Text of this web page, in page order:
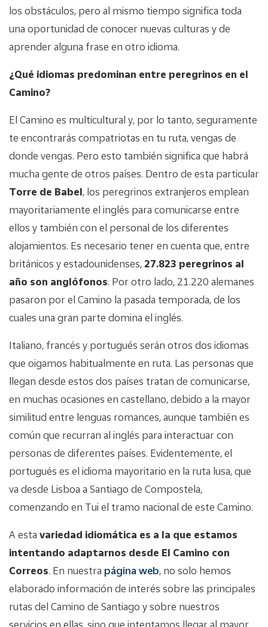
los obstáculos, pero al mismo tiempo significa toda
una oportunidad de conocer nuevas culturas y de
aprender alguna frase en otro idioma.
¿Qué idiomas predominan entre peregrinos en el
Camino?
El Camino es multicultural y, por lo tanto, seguramente
te encontrarás compatriotas en tu ruta, vengas de
donde vengas. Pero esto también significa que habrá
mucha gente de otros países. Dentro de esta particular
Torre de Babel, los peregrinos extranjeros emplean
mayoritariamente el inglés para comunicarse entre
ellos y también con el personal de los diferentes
alojamientos. Es necesario tener en cuenta que, entre
británicos y estadounidenses, 27.823 peregrinos al
año son anglófonos. Por otro lado, 21.220 alemanes
pasaron por el Camino la pasada temporada, de los
cuales una gran parte domina el inglés.
Italiano, francés y portugués serán otros dos idiomas
que oigamos habitualmente en ruta. Las personas que
llegan desde estos dos países tratan de comunicarse,
en muchas ocasiones en castellano, debido a la mayor
similitud entre lenguas romances, aunque también es
común que recurran al inglés para interactuar con
personas de diferentes países. Evidentemente, el
portugués es el idioma mayoritario en la ruta lusa, que
va desde Lisboa a Santiago de Compostela,
comenzando en Tui el tramo nacional de este Camino.
A esta variedad idiomática es a la que estamos
intentando adaptarnos desde El Camino con
Correos. En nuestra página web, no solo hemos
elaborado información de interés sobre las principales
rutas del Camino de Santiago y sobre nuestros